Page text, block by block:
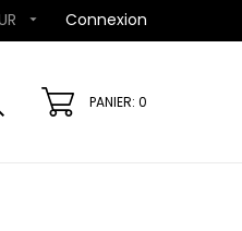
 Connexion
PANIER: 0